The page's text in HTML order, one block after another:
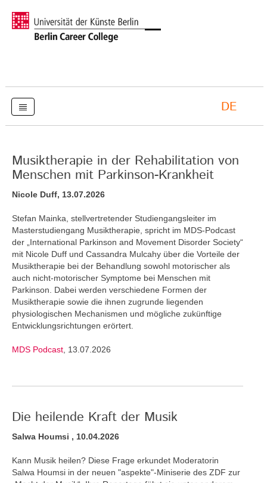
DE
Musiktherapie in der Rehabilitation von
Menschen mit Parkinson-Krankheit
Nicole Duff, 13.07.2026
Stefan Mainka, stellvertretender Studiengangsleiter im
Masterstudiengang Musiktherapie, spricht im MDS-Podcast
der „International Parkinson and Movement Disorder Society“
mit Nicole Duff und Cassandra Mulcahy über die Vorteile der
Musiktherapie bei der Behandlung sowohl motorischer als
auch nicht-motorischer Symptome bei Menschen mit
Parkinson. Dabei werden verschiedene Formen der
Musiktherapie sowie die ihnen zugrunde liegenden
physiologischen Mechanismen und mögliche zukünftige
Entwicklungsrichtungen erörtert.
MDS Podcast , 13.07.2026
Die heilende Kraft der Musik
Salwa Houmsi , 10.04.2026
Kann Musik heilen? Diese Frage erkundet Moderatorin
Salwa Houmsi in der neuen "aspekte"-Miniserie des ZDF zur